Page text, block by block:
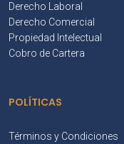
Derecho Laboral
Derecho Comercial
Propiedad Intelectual
Cobro de Cartera
POLÍTICAS
Términos y Condiciones